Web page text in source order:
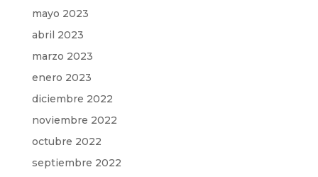
mayo 2023
abril 2023
marzo 2023
enero 2023
diciembre 2022
noviembre 2022
octubre 2022
septiembre 2022